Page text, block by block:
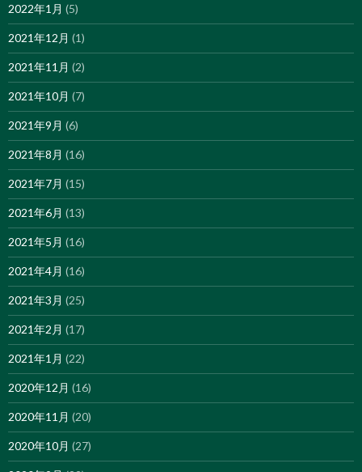
2022年1月 (5)
2021年12月 (1)
2021年11月 (2)
2021年10月 (7)
2021年9月 (6)
2021年8月 (16)
2021年7月 (15)
2021年6月 (13)
2021年5月 (16)
2021年4月 (16)
2021年3月 (25)
2021年2月 (17)
2021年1月 (22)
2020年12月 (16)
2020年11月 (20)
2020年10月 (27)